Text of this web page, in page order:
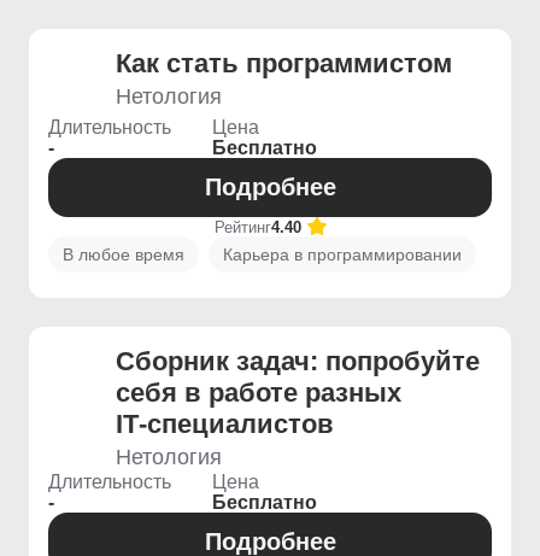
Как стать программистом
Нетология
Длительность
-
Цена
Бесплатно
Подробнее
Рейтинг4.40
В любое время Карьера в программировании
Сборник задач: попробуйте
себя в работе разных
IT‑специалистов
Нетология
Длительность
-
Цена
Бесплатно
Подробнее